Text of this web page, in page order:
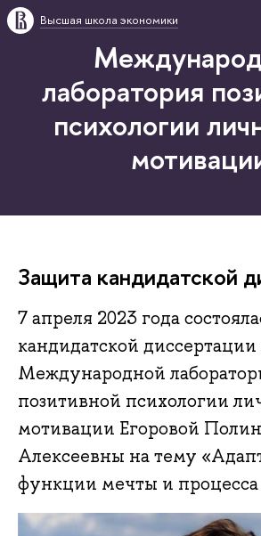
Высшая школа экономики
лаборатория
психологии
Защита кандидатской
7 апреля 2023 года
кандидатской
Международной
позитивной психологии
мотивации Егоровой
Алексеевны на тему
функции мечты и процесса